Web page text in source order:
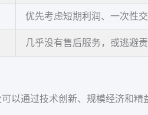
优先考虑短期利润、一次性
几乎没有售后服务，或逃避
通过技术创新、规模经济和精